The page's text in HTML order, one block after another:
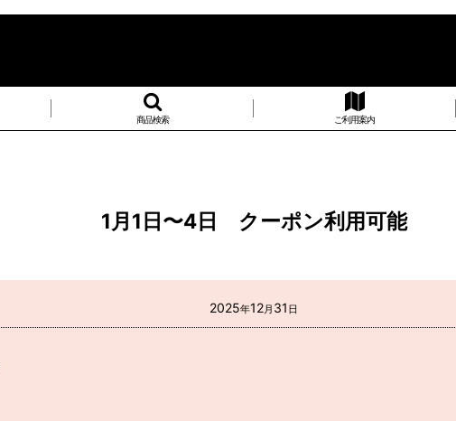
商品検索 ご利用案内
1月1日〜4日 クーポン利用可能
2025年12月 31 日